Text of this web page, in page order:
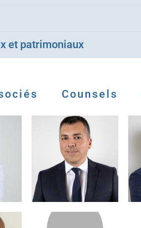
et patrimoniaux
Counsels